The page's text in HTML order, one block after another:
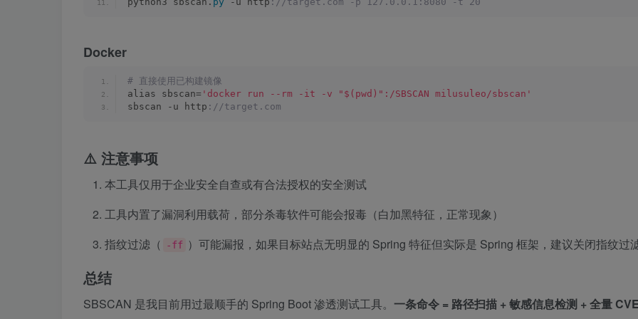
Docker
# 直接使用已构建镜像
alias sbscan= 'docker run --rm -it -v "$(pwd)":/SBSCAN milusuleo/sbscan'
sbscan -u http ://target.com
⚠️ 注意事项
本工具仅用于企业安全自查或有合法授权的安全测试
工具内置了漏洞利用载荷，部分杀毒软件可能会报毒（白加黑特征，正常现象）
指纹过滤（
-ff ）可能漏报，如果目标站点无明显的 Spring 特征但实际是 Spring 框架，建议关闭指纹过
总结
SBSCAN 是我目前用过最顺手的 Spring Boot 渗透测试工具。 一条命令 = 路径扫描 + 敏感信息检测 + 全量